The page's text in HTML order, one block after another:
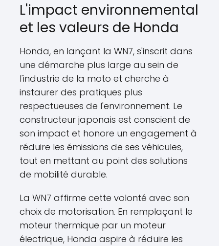
L'impact environnemental
et les valeurs de Honda
Honda, en lançant la WN7, s'inscrit dans
une démarche plus large au sein de
l'industrie de la moto et cherche à
instaurer des pratiques plus
respectueuses de l'environnement. Le
constructeur japonais est conscient de
son impact et honore un engagement à
réduire les émissions de ses véhicules,
tout en mettant au point des solutions
de mobilité durable.
La WN7 affirme cette volonté avec son
choix de motorisation. En remplaçant le
moteur thermique par un moteur
électrique, Honda aspire à réduire les